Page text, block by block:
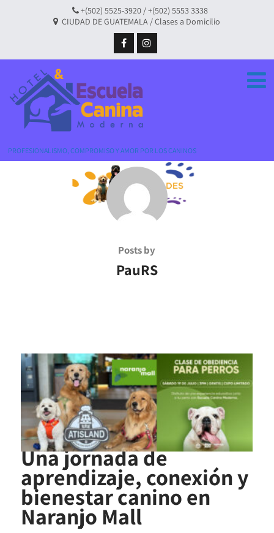
+(502) 5525-3920 / +(502) 5553 3338
CIUDAD DE GUATEMALA / Clases a Domicilio
PROFESIONALISMO, COMPROMISO Y AMOR POR LOS CANINOS
Posts by
PauRS
Una jornada de
aprendizaje, conexión y
bienestar canino en
Naranjo Mall